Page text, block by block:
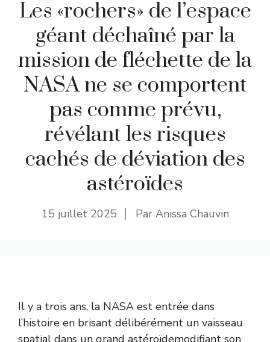
Les «rochers» de l’espace
géant déchaîné par la
mission de fléchette de la
NASA ne se comportent
pas comme prévu,
révélant les risques
cachés de déviation des
astéroïdes
15 juillet 2025 Par Anissa Chauvin
Il y a trois ans, la NASA est entrée dans
l’histoire en brisant délibérément un vaisseau
spatial dans un grand astéroïdemodifiant son